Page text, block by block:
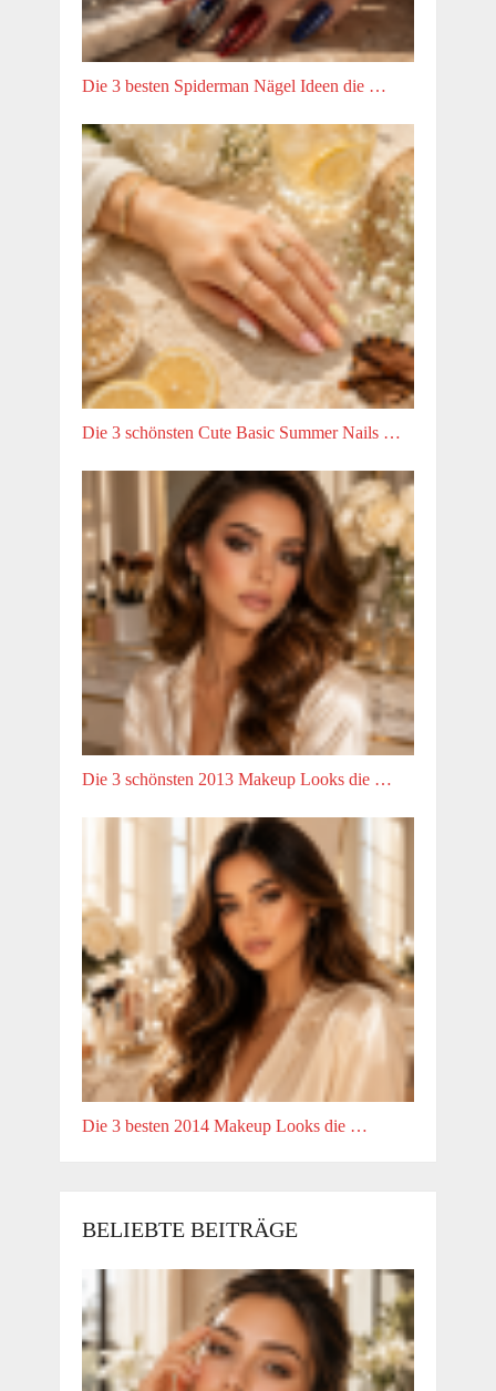
Die 3 besten Spiderman Nägel Ideen die …
Die 3 schönsten Cute Basic Summer Nails …
Die 3 schönsten 2013 Makeup Looks die …
Die 3 besten 2014 Makeup Looks die …
BELIEBTE BEITRÄGE